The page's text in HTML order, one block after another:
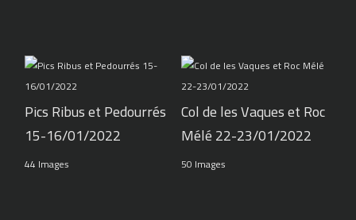
Pics Ribus et Pedourrés
15-16/01/2022
44 Images
Col de les Vaques et Roc
Mélé 22-23/01/2022
50 Images